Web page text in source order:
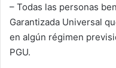
– Todas las personas
Garantizada Universal
en algún régimen
PGU.